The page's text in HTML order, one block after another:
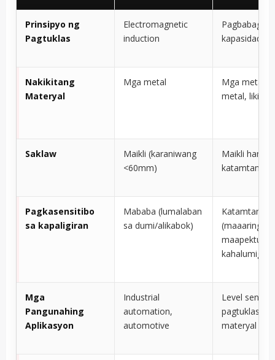
Prinsipyo ng
Pagtuklas
Electromagnetic
induction
Pagbabago
kapasidad
Nakikitang
Materyal
Mga metal
Mga metal,
metal, likido
Saklaw
Maikli (karaniwang
<60mm)
Maikli
katamtaman
Pagkasensitibo
sa kapaligiran
Mababa (lumalaban
sa dumi/alikabok)
Katamtaman
(maaaring
Mga
Pangunahing
Aplikasyon
Industrial
automation,
automotive
Level
pagtuklas ng
materyal